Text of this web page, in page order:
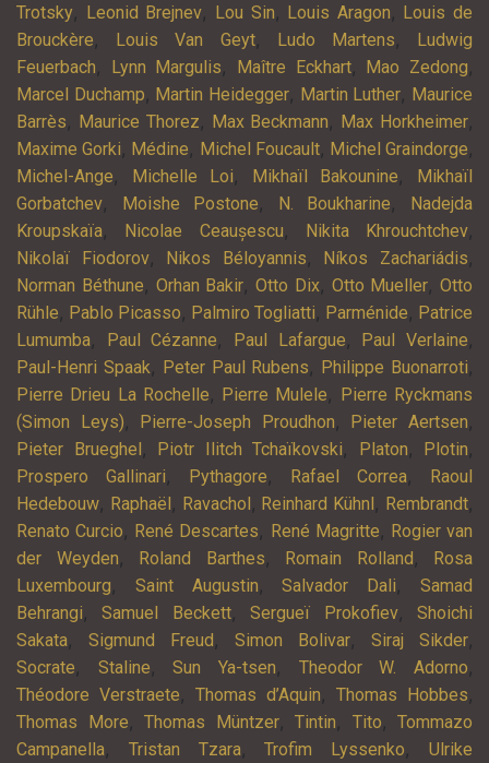
Trotsky, Leonid Brejnev, Lou Sin, Louis Aragon, Louis de
Brouckère, Louis Van Geyt, Ludo Martens,
Ludwig
Feuerbach, Lynn Margulis, Maître Eckhart, Mao Zedong,
Marcel Duchamp, Martin Heidegger, Martin Luther, Maurice
Barrès, Maurice Thorez, Max Beckmann, Max Horkheimer,
Maxime Gorki, Médine, Michel Foucault, Michel Graindorge,
Michel-Ange, Michelle Loi, Mikhaïl Bakounine,
Mikhaïl
Gorbatchev, Moishe Postone, N. Boukharine,
Nadejda
Kroupskaïa, Nicolae Ceaușescu, Nikita Khrouchtchev,
Nikolaï Fiodorov, Nikos Béloyannis, Níkos Zachariádis,
Norman Béthune, Orhan Bakir, Otto Dix, Otto Mueller, Otto
Rühle, Pablo Picasso, Palmiro Togliatti, Parménide, Patrice
Lumumba, Paul Cézanne, Paul Lafargue, Paul Verlaine,
Paul-Henri Spaak, Peter Paul Rubens, Philippe Buonarroti,
Pierre Drieu La Rochelle, Pierre Mulele,
Pierre Ryckmans
(Simon Leys), Pierre-Joseph Proudhon, Pieter Aertsen,
Pieter Brueghel , Piotr Ilitch Tchaïkovski, Platon, Plotin,
Prospero Gallinari, Pythagore, Rafael Correa,
Raoul
Hedebouw, Raphaël , Ravachol , Reinhard Kühnl , Rembrandt,
Renato Curcio, René Descartes, René Magritte, Rogier van
der Weyden, Roland Barthes, Romain Rolland ,
Rosa
Luxembourg, Saint Augustin,Salvador Dali,Samad
Behrangi,Samuel Beckett,Sergueï Prokofiev,Shoichi
Sakata, Sigmund Freud , Simon Bolivar, Siraj Sikder,
Socrate, Staline,Sun Ya-tsen, Theodor W. Adorno,
Théodore Verstraete, Thomas d’Aquin, Thomas Hobbes,
Thomas More, Thomas Müntzer, Tintin, Tito, Tommazo
Campanella, Tristan Tzara,Trofim Lyssenko,Ulrike